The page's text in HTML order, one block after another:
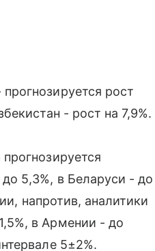
рост
- рост на 7,9%.
5,3%, в Беларуси - до
напротив, аналитики
в Армении - до
5±2%.